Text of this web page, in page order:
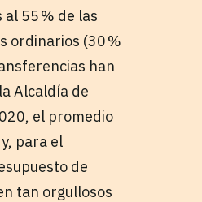
55 % de las
ordinarios (30 %
han
Alcaldía de
el promedio
para el
de
tan orgullosos